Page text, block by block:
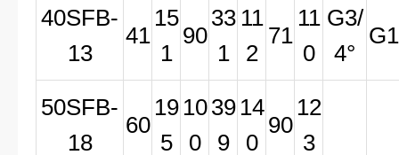
40SFB-
13
41
15
1
90
33
1
11
2
71
11
0
G3/
4°
50SFB-
18
60
19
5
10
0
39
9
14
0
90
12
3